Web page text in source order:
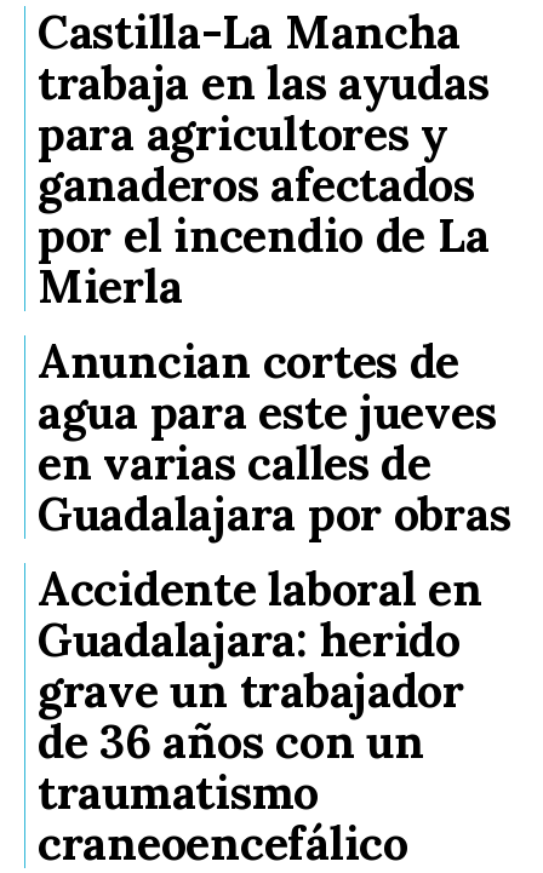
Castilla-La Mancha
trabaja en las ayudas
para agricultores y
ganaderos afectados
por el incendio de La
Mierla
Anuncian cortes de
agua para este jueves
en varias calles de
Guadalajara por obras
Accidente laboral en
Guadalajara: herido
grave un trabajador
de 36 años con un
traumatismo
craneoencefálico